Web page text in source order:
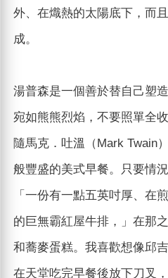
外、在熾熱的太陽底下，而
成。
湯普森是一個善於替自己塑
宛如熊熊烈焰，不要照單全
隨馬克．吐溫（Mark Twain
般豐盛的美式早餐。只要情
「一份有一點五英吋厚、在
的巨無霸紅屋牛排，」在那
和蕎麥蛋糕。我喜歡想像邱
在天堂吃完早餐後放下刀叉